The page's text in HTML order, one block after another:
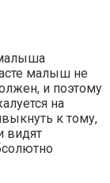
малыша
малыш не
и поэтому
на
к тому,
видят